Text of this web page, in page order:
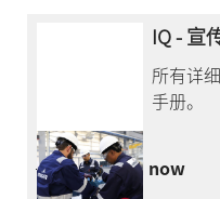
IQ - 宣
所有详
手册。
Download now